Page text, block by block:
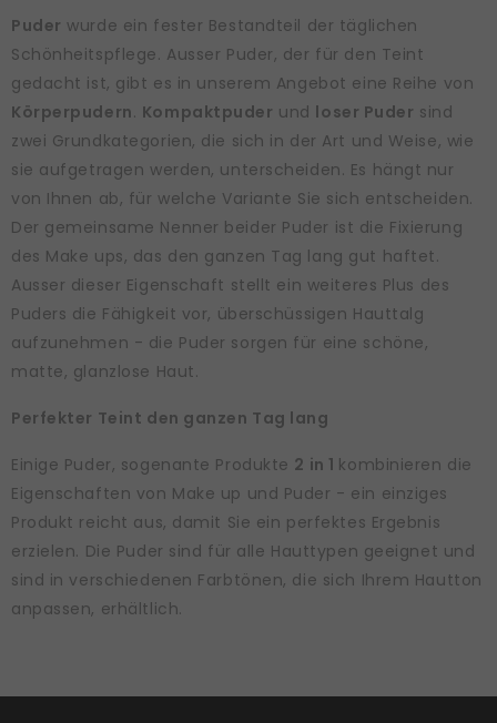
Puder wurde ein fester Bestandteil der täglichen
Schönheitspflege. Ausser Puder, der für den Teint
gedacht ist, gibt es in unserem Angebot eine Reihe von
Körperpudern. Kompaktpuder und loser Puder sind
zwei Grundkategorien, die sich in der Art und Weise, wie
sie aufgetragen werden, unterscheiden. Es hängt nur
von Ihnen ab, für welche Variante Sie sich entscheiden.
Der gemeinsame Nenner beider Puder ist die Fixierung
des Make ups, das den ganzen Tag lang gut haftet.
Ausser dieser Eigenschaft stellt ein weiteres Plus des
Puders die Fähigkeit vor, überschüssigen Hauttalg
aufzunehmen - die Puder sorgen für eine schöne,
matte, glanzlose Haut.
Perfekter Teint den ganzen Tag lang
Einige Puder, sogenante Produkte 2 in 1 kombinieren die
Eigenschaften von Make up und Puder - ein einziges
Produkt reicht aus, damit Sie ein perfektes Ergebnis
erzielen. Die Puder sind für alle Hauttypen geeignet und
sind in verschiedenen Farbtönen, die sich Ihrem Hautton
anpassen, erhältlich.